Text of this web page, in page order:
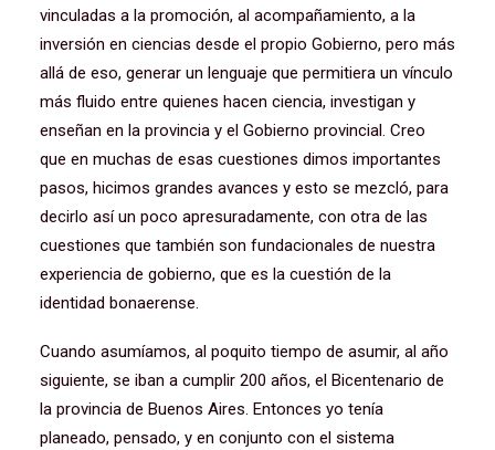
vinculadas a la promoción, al acompañamiento, a la
inversión en ciencias desde el propio Gobierno, pero más
allá de eso, generar un lenguaje que permitiera un vínculo
más fluido entre quienes hacen ciencia, investigan y
enseñan en la provincia y el Gobierno provincial. Creo
que en muchas de esas cuestiones dimos importantes
pasos, hicimos grandes avances y esto se mezcló, para
decirlo así un poco apresuradamente, con otra de las
cuestiones que también son fundacionales de nuestra
experiencia de gobierno, que es la cuestión de la
identidad bonaerense.
Cuando asumíamos, al poquito tiempo de asumir, al año
siguiente, se iban a cumplir 200 años, el Bicentenario de
la provincia de Buenos Aires. Entonces yo tenía
planeado, pensado, y en conjunto con el sistema